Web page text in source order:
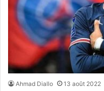
Ahmad Diallo 13 août 2022